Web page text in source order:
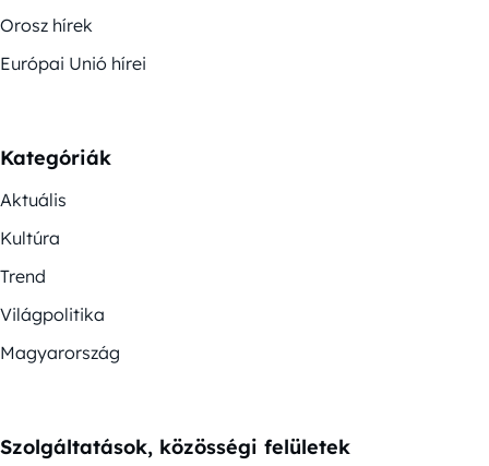
Orosz hírek
Európai Unió hírei
Kategóriák
Aktuális
Kultúra
Trend
Világpolitika
Magyarország
Szolgáltatások, közösségi felületek